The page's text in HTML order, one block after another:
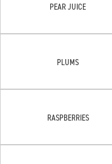
PEAR JUICE
PLUMS
RASPBERRIES